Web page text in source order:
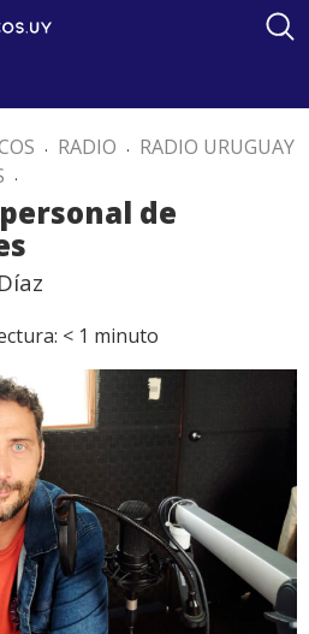
. RADIO . RADIO URUGUAY
.
de
< 1 minuto